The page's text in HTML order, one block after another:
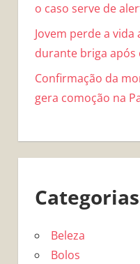
o caso serve de
Jovem perde a
durante briga após
Confirmação da
gera comoção na
Categorias
Beleza
Bolos